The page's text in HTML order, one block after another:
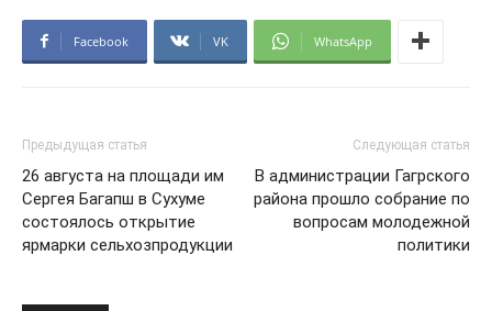
Facebook VK WhatsApp
Предыдущая статья
26 августа на площади им
Сергея Багапш в Сухуме
состоялось открытие
ярмарки сельхозпродукции
Следующая статья
В администрации Гагрского
района прошло собрание по
вопросам молодежной
политики